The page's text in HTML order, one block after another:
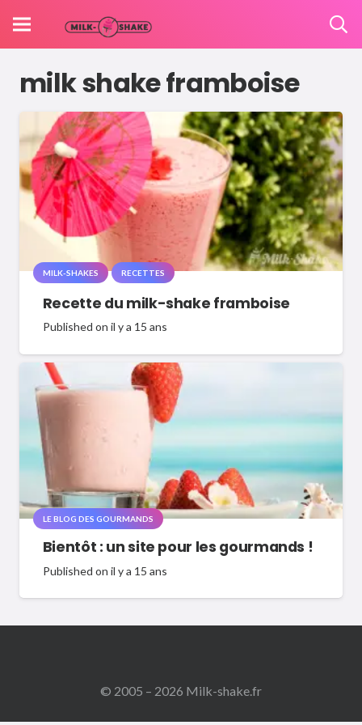
milk shake framboise
MILK-SHAKES RECETTES
Recette du milk-shake framboise
Published on il y a 15 ans
LE BLOG DES GOURMANDS
Bientôt : un site pour les gourmands !
Published on il y a 15 ans
© 2005 – 2026 Milk-shake.fr